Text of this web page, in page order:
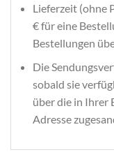
Lieferzeit (ohne
€ für eine
Bestellungen
Die
sobald sie
über die in Ihrer
Adresse